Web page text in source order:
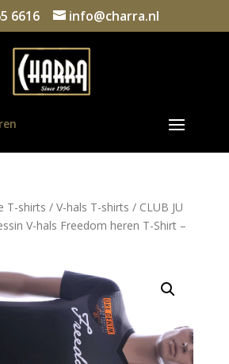
6616 info@charra.nl
T-shirts / V-hals T-shirts / CLUB JU
V-hals Freedom heren T-Shirt –